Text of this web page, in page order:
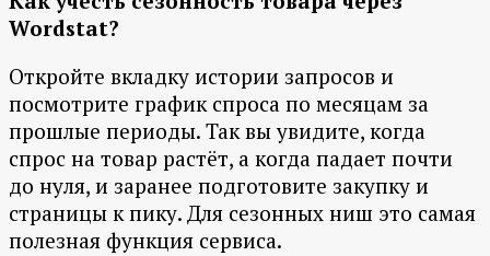
Wordstat?
Откройте вкладку истории запросов и
посмотрите график спроса по месяцам за
прошлые периоды. Так вы увидите, когда
спрос на товар растёт, а когда падает почти
до нуля, и заранее подготовите закупку и
страницы к пику. Для сезонных ниш это самая
полезная функция сервиса.